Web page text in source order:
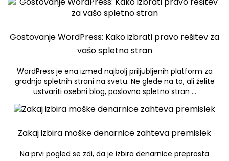
Gostovanje WordPress: Kako izbrati pravo rešitev za
vašo spletno stran
WordPress je ena izmed najbolj priljubljenih platform za
gradnjo spletnih strani na svetu. Ne glede na to, ali želite
ustvariti osebni blog, poslovno spletno stran …
Zakaj izbira moške denarnice zahteva premislek
Na prvi pogled se zdi, da je izbira denarnice preprosta